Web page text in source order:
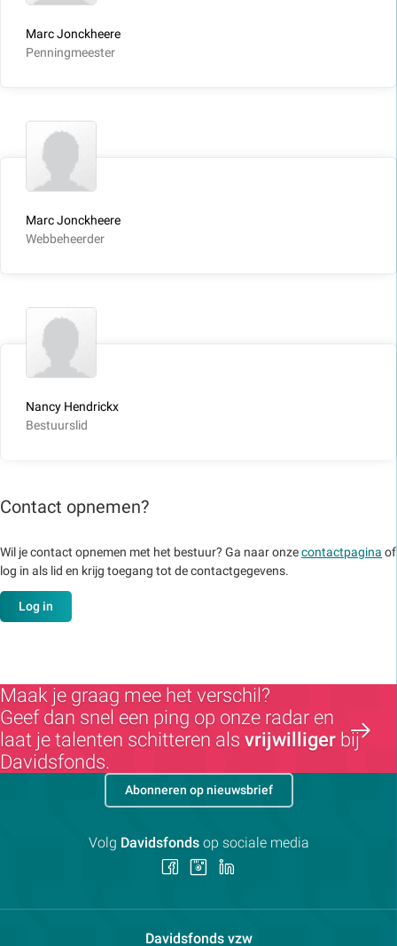
Marc Jonckheere
Penningmeester
Marc Jonckheere
Webbeheerder
Nancy Hendrickx
Bestuurslid
Contact opnemen?
Wil je contact opnemen met het bestuur? Ga naar onzecontactpagina of
log in als lid en krijg toegang tot de contactgegevens.
Log in
Maak je graag mee het verschil?
Geef dan snel een ping op onze radar en
laat je talenten schitteren als vrijwilliger bij
Davidsfonds.
Davidsfonds vzwContactpersoon:
Abonneren op nieuwsbrief
Volg Davidsfondsop sociale media
Volg Volg